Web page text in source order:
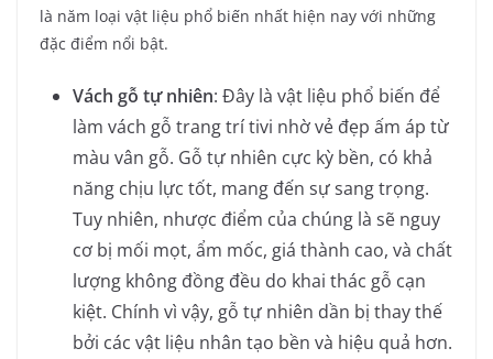
là năm loại vật liệu phổ biến nhất hiện nay với những
đặc điểm nổi bật.
Vách gỗ tự nhiên: Đây là vật liệu phổ biến để
làm vách gỗ trang trí tivi nhờ vẻ đẹp ấm áp từ
màu vân gỗ. Gỗ tự nhiên cực kỳ bền, có khả
năng chịu lực tốt, mang đến sự sang trọng.
Tuy nhiên, nhược điểm của chúng là sẽ nguy
cơ bị mối mọt, ẩm mốc, giá thành cao, và chất
lượng không đồng đều do khai thác gỗ cạn
kiệt. Chính vì vậy, gỗ tự nhiên dần bị thay thế
bởi các vật liệu nhân tạo bền và hiệu quả hơn.